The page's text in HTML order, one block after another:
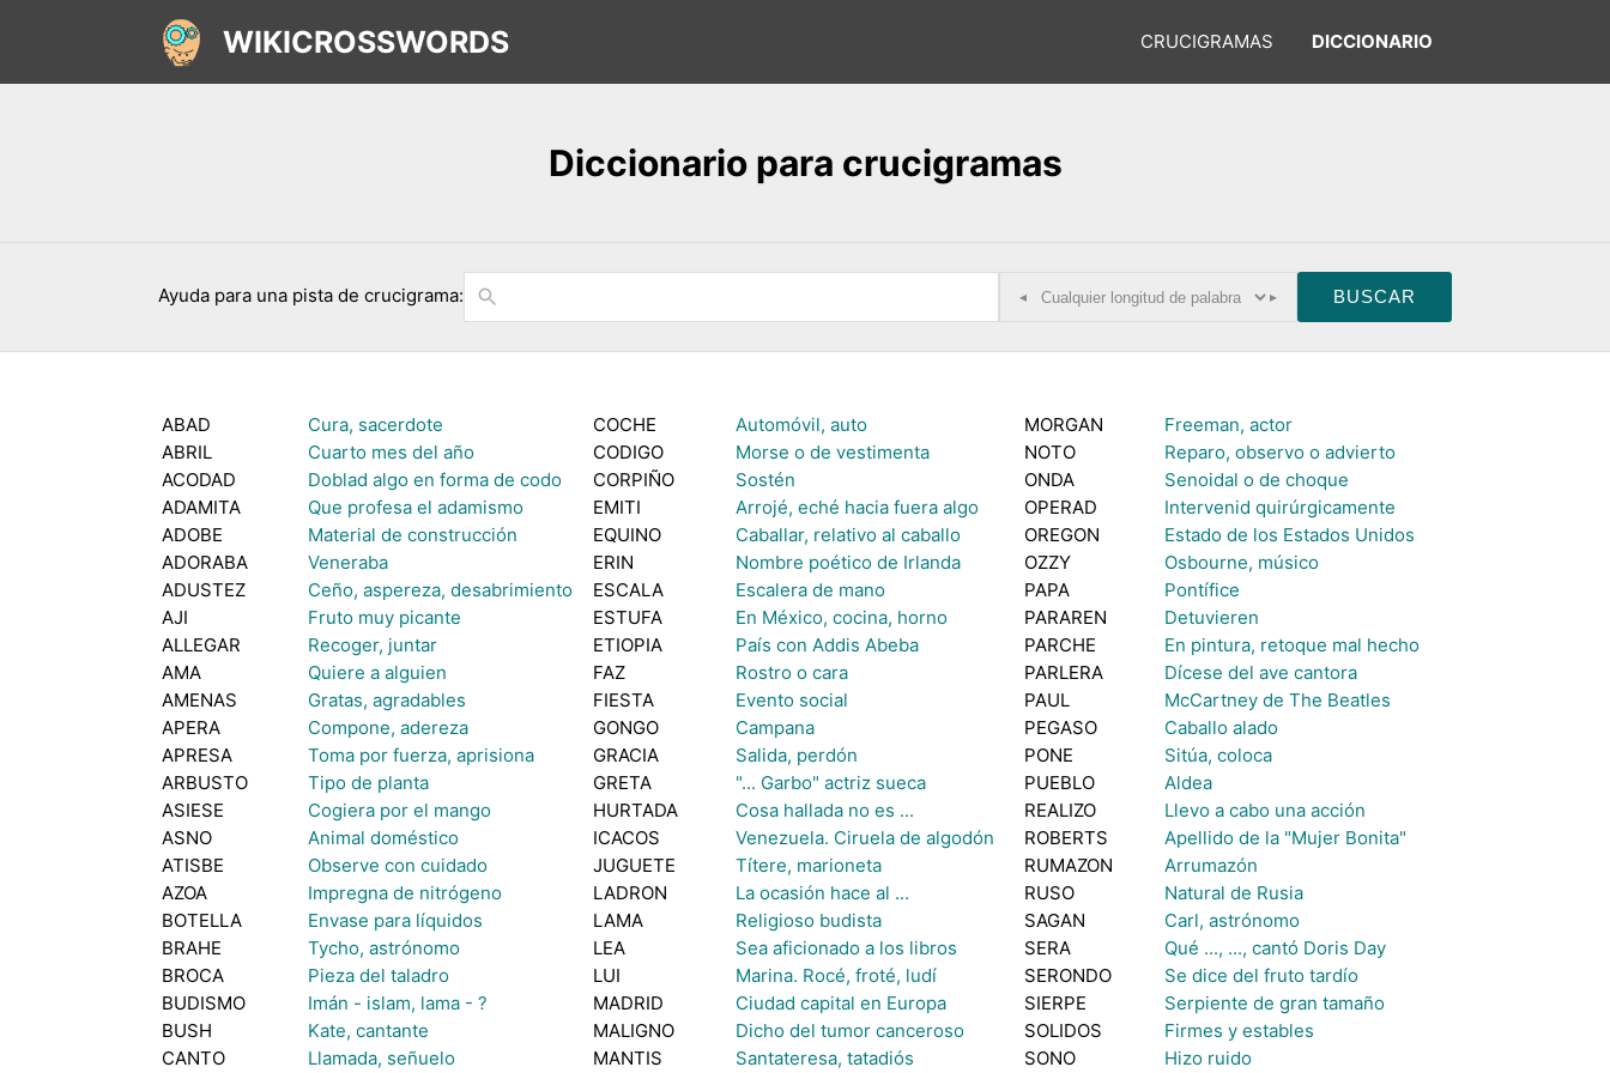
WIKICROSSWORDS CRUCIGRAMAS DICCIONARIO
Diccionario para crucigramas
Ayuda para una pista de crucigrama: ◂ ▸
ABAD
Cura, sacerdote
ABRIL
Cuarto mes del año
ACODAD
Doblad algo en forma de codo
ADAMITA
Que profesa el adamismo
ADOBE
Material de construcción
ADORABA
Veneraba
ADUSTEZ
Ceño, aspereza, desabrimiento
AJI
Fruto muy picante
ALLEGAR
Recoger, juntar
AMA
Quiere a alguien
AMENAS
Gratas, agradables
APERA
Compone, adereza
APRESA
Toma por fuerza, aprisiona
ARBUSTO
Tipo de planta
ASIESE
Cogiera por el mango
ASNO
Animal doméstico
ATISBE
Observe con cuidado
AZOA
Impregna de nitrógeno
BOTELLA
Envase para líquidos
BRAHE
Tycho, astrónomo
BROCA
Pieza del taladro
BUDISMO
Imán - islam, lama - ?
BUSH
Kate, cantante
CANTO
Llamada, señuelo
COCHE
Automóvil, auto
CODIGO
Morse o de vestimenta
CORPIÑO
Sostén
EMITI
Arrojé, eché hacia fuera algo
EQUINO
Caballar, relativo al caballo
ERIN
Nombre poético de Irlanda
ESCALA
Escalera de mano
ESTUFA
En México, cocina, horno
ETIOPIA
País con Addis Abeba
FAZ
Rostro o cara
FIESTA
Evento social
GONGO
Campana
GRACIA
Salida, perdón
GRETA
"... Garbo" actriz sueca
HURTADA
Cosa hallada no es ...
ICACOS
Venezuela. Ciruela de algodón
JUGUETE
Títere, marioneta
LADRON
La ocasión hace al ...
LAMA
Religioso budista
LEA
Sea aficionado a los libros
LUI
Marina. Rocé, froté, ludí
MADRID
Ciudad capital en Europa
MALIGNO
Dicho del tumor canceroso
MANTIS
Santateresa, tatadiós
MORGAN
Freeman, actor
NOTO
Reparo, observo o advierto
ONDA
Senoidal o de choque
OPERAD
Intervenid quirúrgicamente
OREGON
Estado de los Estados Unidos
OZZY
Osbourne, músico
PAPA
Pontífice
PARAREN
Detuvieren
PARCHE
En pintura, retoque mal hecho
PARLERA
Dícese del ave cantora
PAUL
McCartney de The Beatles
PEGASO
Caballo alado
PONE
Sitúa, coloca
PUEBLO
Aldea
REALIZO
Llevo a cabo una acción
ROBERTS
Apellido de la "Mujer Bonita"
RUMAZON
Arrumazón
RUSO
Natural de Rusia
SAGAN
Carl, astrónomo
SERA
Qué ..., ..., cantó Doris Day
SERONDO
Se dice del fruto tardío
SIERPE
Serpiente de gran tamaño
SOLIDOS
Firmes y estables
SONO
Hizo ruido